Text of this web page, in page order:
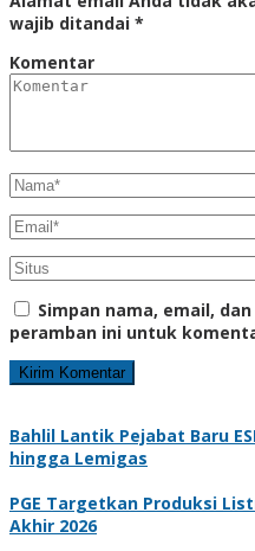
wajib ditandai *
Komentar
Simpan nama, email,
peramban ini untuk
Bahlil Lantik Pejabat Baru
hingga Lemigas
PGE Targetkan Produksi
Akhir 2026